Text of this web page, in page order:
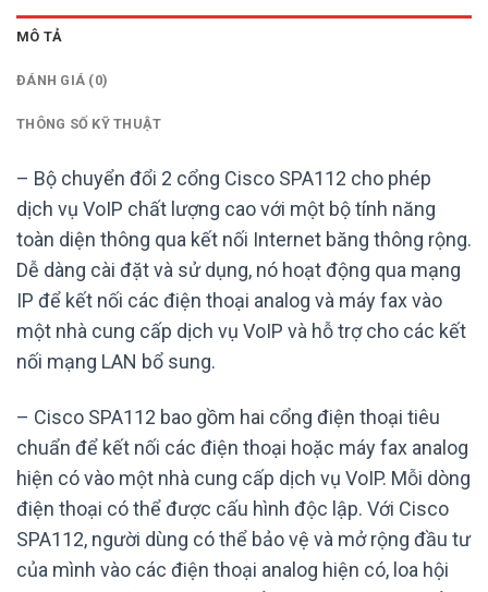
MÔ TẢ
ĐÁNH GIÁ (0)
THÔNG SỐ KỸ THUẬT
– Bộ chuyển đổi 2 cổng Cisco SPA112 cho phép
dịch vụ VoIP chất lượng cao với một bộ tính năng
toàn diện thông qua kết nối Internet băng thông rộng.
Dễ dàng cài đặt và sử dụng, nó hoạt động qua mạng
IP để kết nối các điện thoại analog và máy fax vào
một nhà cung cấp dịch vụ VoIP và hỗ trợ cho các kết
nối mạng LAN bổ sung.
– Cisco SPA112 bao gồm hai cổng điện thoại tiêu
chuẩn để kết nối các điện thoại hoặc máy fax analog
hiện có vào một nhà cung cấp dịch vụ VoIP. Mỗi dòng
điện thoại có thể được cấu hình độc lập. Với Cisco
SPA112, người dùng có thể bảo vệ và mở rộng đầu tư
của mình vào các điện thoại analog hiện có, loa hội